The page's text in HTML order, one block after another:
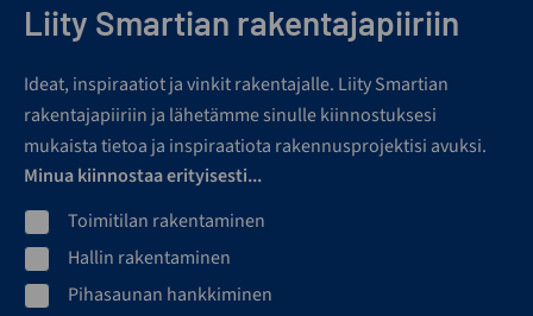
Liity Smartian rakentajapiiriin
Ideat, inspiraatiot ja vinkit rakentajalle. Liity Smartian
rakentajapiiriin ja lähetämme sinulle kiinnostuksesi
mukaista tietoa ja inspiraatiota rakennusprojektisi avuksi.
Minua kiinnostaa erityisesti...
Toimitilan rakentaminen
Hallin rakentaminen
Pihasaunan hankkiminen